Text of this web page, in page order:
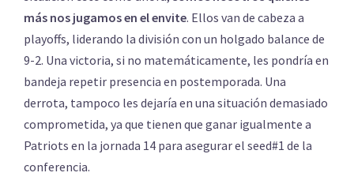
más nos jugamos en el envite. Ellos van de cabeza a
playoffs, liderando la división con un holgado balance de
9-2. Una victoria, si no matemáticamente, les pondría en
bandeja repetir presencia en postemporada. Una
derrota, tampoco les dejaría en una situación demasiado
comprometida, ya que tienen que ganar igualmente a
Patriots en la jornada 14 para asegurar el seed#1 de la
conferencia.